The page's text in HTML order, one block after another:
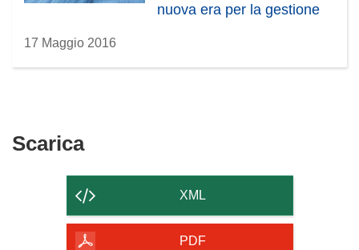
nuova era per la gestione
17 Maggio 2016
ScaricaScarica
contenuto
della
pagina
XML
PDF